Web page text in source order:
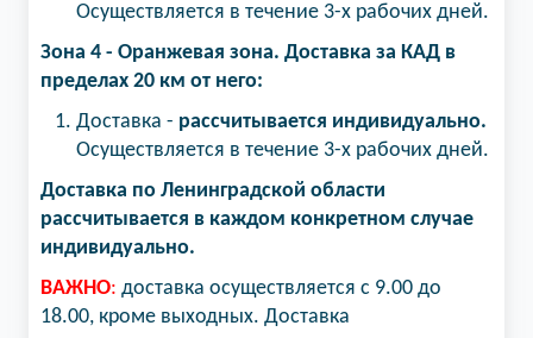
Осуществляется в течение 3-х рабочих дней.
Зона 4 - Оранжевая зона. Доставка за КАД в
пределах 20 км от него:
Доставка - рассчитывается индивидуально.
Осуществляется в течение 3-х рабочих дней.
Доставка по Ленинградской области
рассчитывается в каждом конкретном случае
индивидуально.
ВАЖНО: доставка осуществляется с 9.00 до
18.00, кроме выходных. Доставка